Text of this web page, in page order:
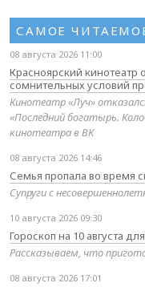
САМОЕ
08 августа 2026 11:00
Красноярский кинотеатр
сомнительных условий
Кинотеатр «Луч»
«Последний богатырь.
кинотеатра в ВК
08 августа 2026 14:46
Семья пропала во время
Супруги с
10 августа 2026 09:30
Гороскоп на 10 августа
Рассказываем, что
08 августа 2026 17:01